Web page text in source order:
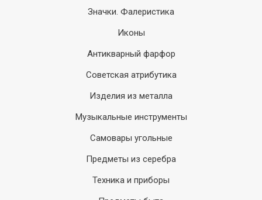
Значки. Фалеристика
Иконы
Антикварный фарфор
Советская атрибутика
Изделия из металла
Музыкальные инструменты
Самовары угольные
Предметы из серебра
Техника и приборы